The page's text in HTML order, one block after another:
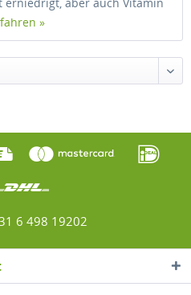
»
6 498 19202